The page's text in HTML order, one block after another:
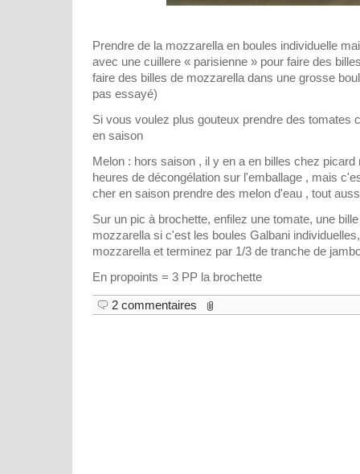
Prendre de la mozzarella en boules individuelle
avec une cuillere « parisienne » pour faire des
faire des billes de mozzarella dans une grosse
pas essayé)
Si vous voulez plus gouteux prendre des tomates
en saison
Melon : hors saison , il y en a en billes chez
heures de décongélation sur l'emballage , mais
cher en saison prendre des melon d'eau , tout
Sur un pic à brochette, enfilez une tomate, une
mozzarella si c'est les boules Galbani
mozzarella et terminez par 1/3 de tranche de
En propoints = 3 PP la brochette
2 commentaires